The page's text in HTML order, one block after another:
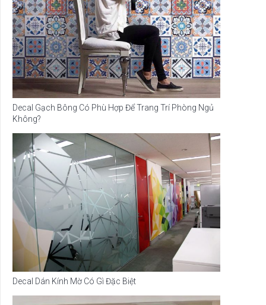
Decal Gạch Bông Có Phù Hợp Để Trang Trí Phòng Ngủ
Không?
Decal Dán Kính Mờ Có Gì Đặc Biệt